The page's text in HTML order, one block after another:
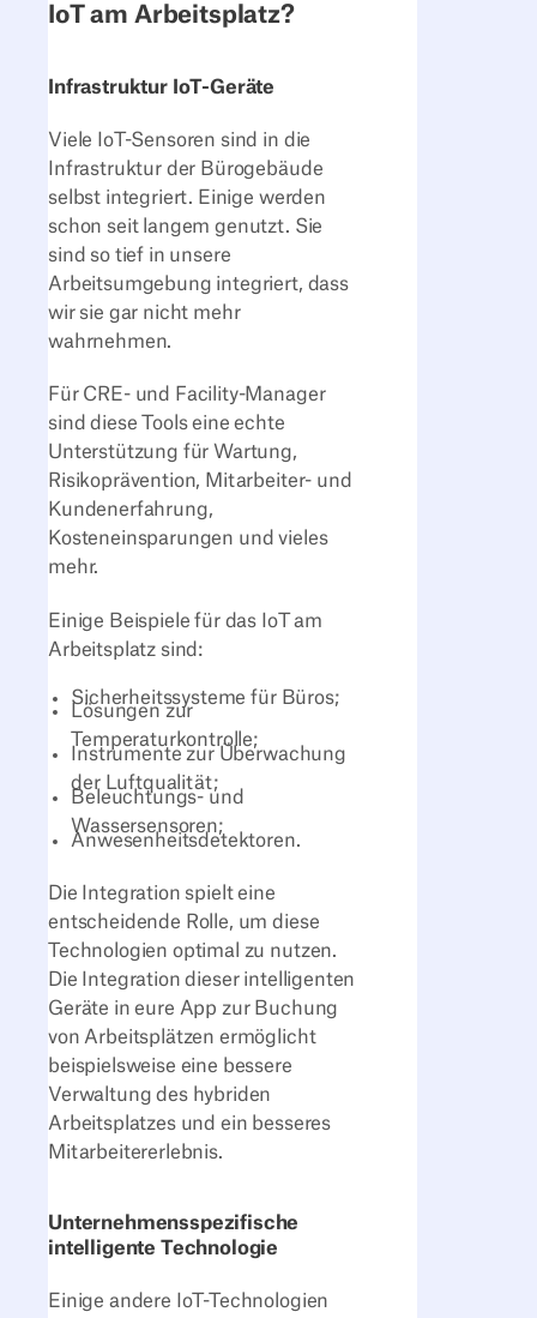
IoT am Arbeitsplatz?
Infrastruktur IoT-Geräte
Viele IoT-Sensoren sind in die
Infrastruktur der Bürogebäude
selbst integriert. Einige werden
schon seit langem genutzt. Sie
sind so tief in unsere
Arbeitsumgebung integriert, dass
wir sie gar nicht mehr
wahrnehmen.
Für CRE- und Facility-Manager
sind diese Tools eine echte
Unterstützung für Wartung,
Risikoprävention, Mitarbeiter- und
Kundenerfahrung,
Kosteneinsparungen und vieles
mehr.
Einige Beispiele für das IoT am
Arbeitsplatz sind:
Sicherheitssysteme für Büros;
Lösungen zur
Temperaturkontrolle;
Instrumente zur Überwachung
der Luftqualität;
Beleuchtungs- und
Wassersensoren;
Anwesenheitsdetektoren.
Die Integration spielt eine
entscheidende Rolle, um diese
Technologien optimal zu nutzen.
Die Integration dieser intelligenten
Geräte in eure App zur Buchung
von Arbeitsplätzen ermöglicht
beispielsweise eine bessere
Verwaltung des hybriden
Arbeitsplatzes und ein besseres
Mitarbeitererlebnis.
Unternehmensspezifische
intelligente Technologie
Einige andere IoT-Technologien